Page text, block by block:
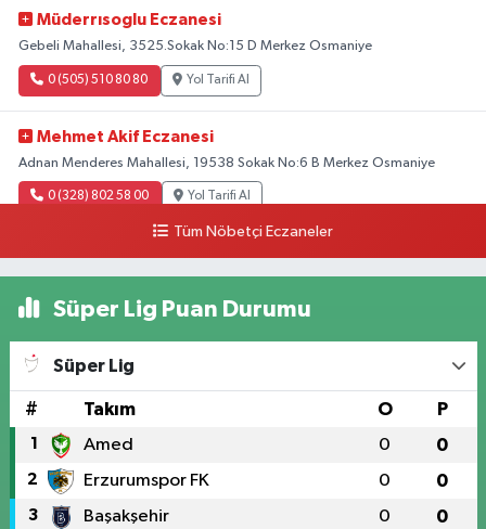
Müderrısoglu Eczanesi
Gebeli Mahallesi, 3525.Sokak No:15 D Merkez Osmaniye
0 (505) 510 80 80 Yol Tarifi Al
Mehmet Akif Eczanesi
Adnan Menderes Mahallesi, 19538 Sokak No:6 B Merkez Osmaniye
0 (328) 802 58 00 Yol Tarifi Al
Tüm Nöbetçi Eczaneler
Süper Lig Puan Durumu
Süper Lig
# Takım O P
1 Amed 0 0
2 Erzurumspor FK 0 0
3 Başakşehir 0 0